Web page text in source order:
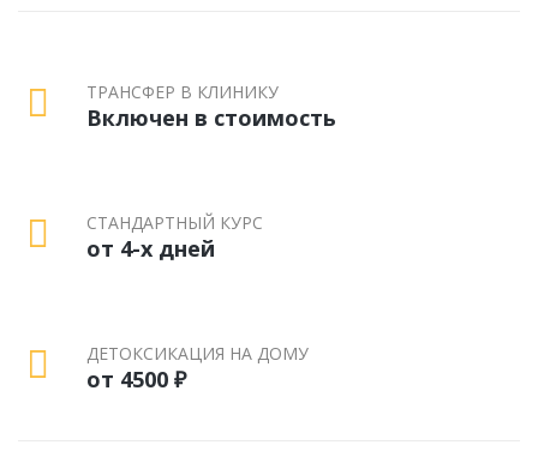
ТРАНСФЕР В КЛИНИКУ
Включен в стоимость
СТАНДАРТНЫЙ КУРС
от 4-х дней
ДЕТОКСИКАЦИЯ НА ДОМУ
от 4500 ₽